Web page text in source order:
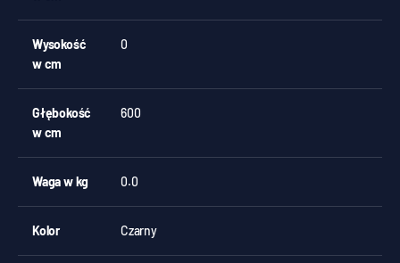
Wysokość
w cm
0
Głębokość
w cm
600
Waga w kg 0.0
Kolor Czarny